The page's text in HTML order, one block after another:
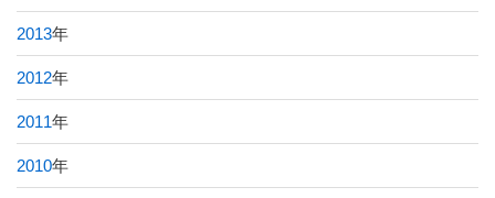
2013年
2012年
2011年
2010年